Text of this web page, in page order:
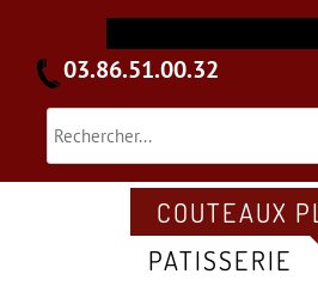
COUTEAUX
PATISSERIE
03.86.51.00.32